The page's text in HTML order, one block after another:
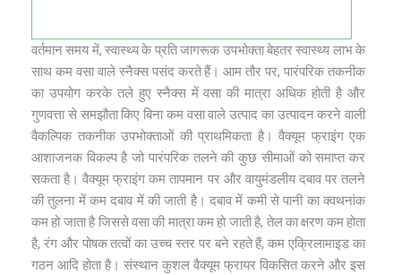
वर्तमान समय में, स्वास्थ्य के प्रति जागरूक उपभोक्ता बेहतर स्वास्थ्य लाभ के
साथ कम वसा वाले स्नैक्स पसंद करते हैं। आम तौर पर, पारंपरिक तकनीक
का उपयोग करके तले हुए स्नैक्स में वसा की मात्रा अधिक होती है और
गुणवत्ता से समझौता किए बिना कम वसा वाले उत्पाद का उत्पादन करने वाली
वैकल्‍पिक तकनीक उपभोक्ताओं की प्राथमिकता है। वैक्यूम फ्राइंग एक
आशाजनक विकल्प है जो पारंपरिक तलने की कुछ सीमाओं को समाप्त कर
सकता है। वैक्यूम फ्राइंग कम तापमान पर और वायुमंडलीय दबाव पर तलने
की तुलना में कम दबाव में की जाती है। दबाव में कमी से पानी का क्वथनांक
कम हो जाता है जिससे वसा की मात्रा कम हो जाती है, तेल का क्षरण कम होता
है, रंग और पोषक तत्वों का उच्च स्‍तर पर बने रहते हैं, कम एक्रिलामाइड का
गठन आदि होता है। संस्थान कुशल वैक्यूम फ्रायर विकसित करने और इस